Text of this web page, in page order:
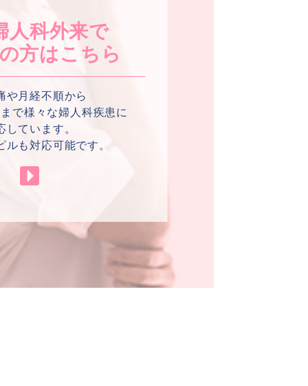
人科外来で
方はこちら
や月経不順から
で様々な婦人科疾患に
しています。
ルも対応可能です。